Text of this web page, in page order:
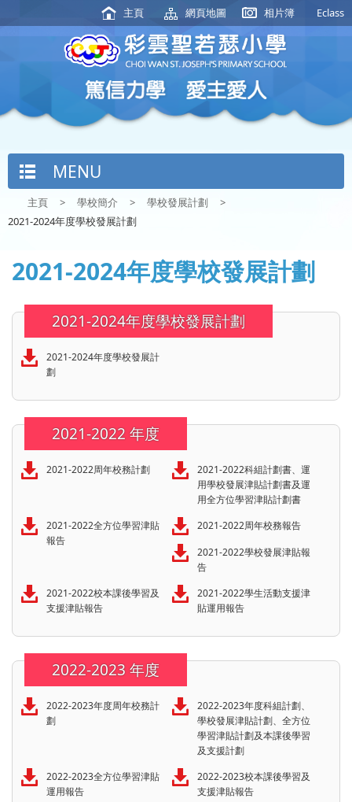
主頁 網頁地圖 相片簿 Eclass
MENU
主頁 > 學校簡介 > 學校發展計劃
>
2021-2024年度學校發展計劃
2021-2024年度學校發展計劃
2021-2024年度學校發展計劃
2021-2024年度學校發展計
劃
2021-2022 年度
2021-2022周年校務計劃
2021-2022科組計劃書、運
用學校發展津貼計劃書及運
用全方位學習津貼計劃書
2021-2022全方位學習津貼
報告
2021-2022周年校務報告
2021-2022學校發展津貼報
告
2021-2022校本課後學習及
支援津貼報告
2021-2022學生活動支援津
貼運用報告
2022-2023 年度
2022-2023年度周年校務計
劃
2022-2023年度科組計劃、
學校發展津貼計劃、全方位
學習津貼計劃及本課後學習
及支援計劃
2022-2023全方位學習津貼
運用報告
2022-2023校本課後學習及
支援津貼報告